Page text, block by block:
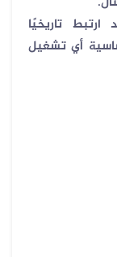
تاريخيًا
أي تشغيل